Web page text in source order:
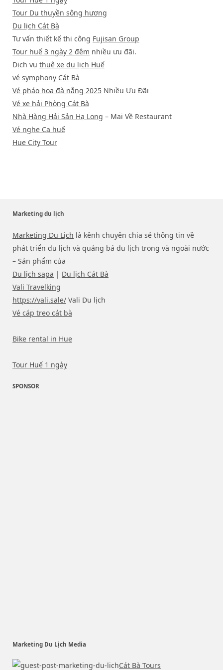
Tour Du thuyền sông hương
Du lịch Cát Bà
Tư vấn thiết kế thi công Fujisan Group
Tour huế 3 ngày 2 đêm nhiều ưu đãi.
Dịch vụ thuê xe du lịch Huế
vé symphony Cát Bà
Vé pháo hoa đà nẵng 2025 Nhiều Ưu Đãi
Vé xe hải Phòng Cát Bà
Nhà Hàng Hải Sản Hạ Long – Mai Về Restaurant
Vé nghe Ca huế
Hue City Tour
Marketing du lịch
Marketing Du Lịch là kênh chuyên chia sẻ thông tin về
phát triển du lịch và quảng bá du lịch trong và ngoài nước
– Sản phẩm của
Du lịch sapa | Du lịch Cát Bà
Vali Travelking
https://vali.sale/ Vali Du lịch
Vé cáp treo cát bà
Bike rental in Hue
Tour Huế 1 ngày
SPONSOR
Marketing Du Lịch Media
Cát Bà Tours